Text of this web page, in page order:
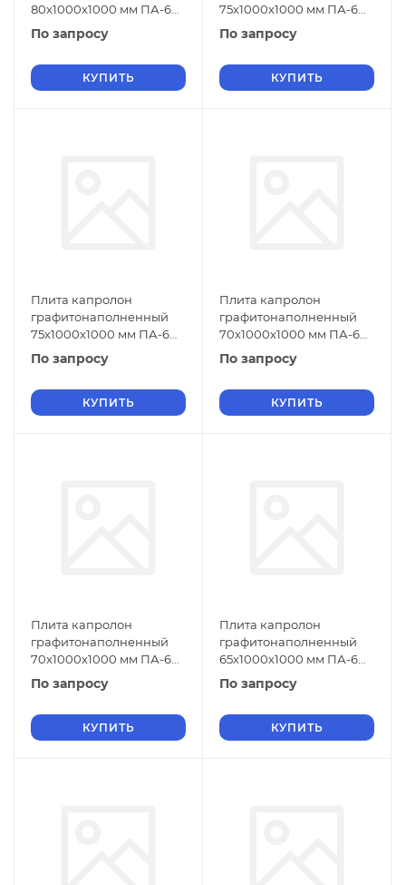
80х1000х1000 мм ПА-6
СТО 004-17152852-2013
зеленый
По запросу
КУПИТЬ
75х1000х1000 мм ПА-6
СТО 004-17152852-2013
черный
По запросу
КУПИТЬ
Плита капролон
графитонаполненный
75х1000х1000 мм ПА-6
СТО 004-17152852-2013
зеленый
По запросу
КУПИТЬ
Плита капролон
графитонаполненный
70х1000х1000 мм ПА-6
СТО 004-17152852-2013
зеленый
По запросу
КУПИТЬ
Плита капролон
графитонаполненный
70х1000х1000 мм ПА-6
СТО 004-17152852-2013
черный
По запросу
КУПИТЬ
Плита капролон
графитонаполненный
65х1000х1000 мм ПА-6
СТО 004-17152852-2013
черный
По запросу
КУПИТЬ